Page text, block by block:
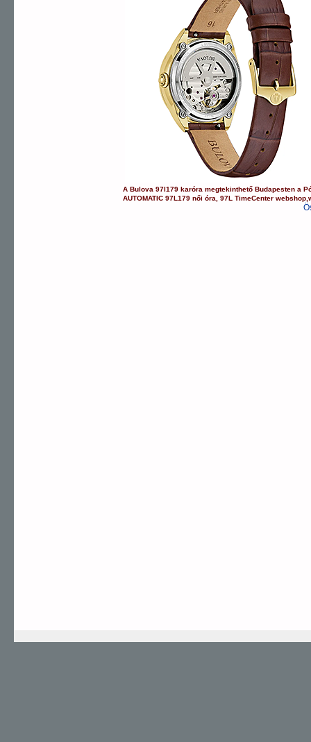
ABulova 97l179 karóra megtekinthető Budapesten a
AUTOMATIC 97L179 női óra ,97L TimeCenter webshop ,